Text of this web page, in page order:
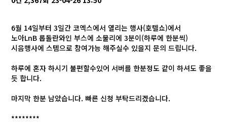
6월 14일부터 3일간 코엑스에서 열리는 행사(호텔쇼)에서
노아LnB 롭돌란와인 부스에 소물리에 3분이(하루에 한분씩)
시음행사에 스템으로 참여가능 해주실수 있을지 문의 드립니다.
하루에 혼자 하시기 불편할수있어 서버를 한분정도 같이 하셔도 좋을
듯 합니다.
마지막 한분 남았습니다. 빠른 신청 부탁드리겠습니다.
********